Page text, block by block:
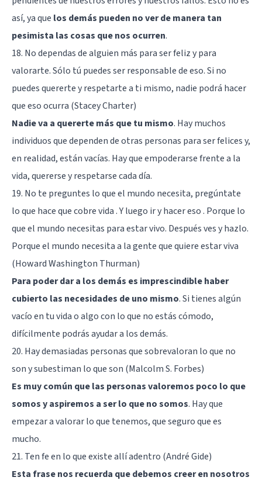
así, ya que los demás pueden no ver de manera tan
pesimista las cosas que nos ocurren.
18. No dependas de alguien más para ser feliz y para
valorarte. Sólo tú puedes ser responsable de eso. Si no
puedes quererte y respetarte a ti mismo, nadie podrá hacer
que eso ocurra (Stacey Charter)
Nadie va a quererte más que tu mismo. Hay muchos
individuos que dependen de otras personas para ser felices y,
en realidad, están vacías. Hay que empoderarse frente a la
vida, quererse y respetarse cada día.
19. No te preguntes lo que el mundo necesita, pregúntate
lo que hace que cobre vida . Y luego ir y hacer eso . Porque lo
que el mundo necesitas para estar vivo. Después ves y hazlo.
Porque el mundo necesita a la gente que quiere estar viva
(Howard Washington Thurman)
Para poder dar a los demás es imprescindible haber
cubierto las necesidades de uno mismo. Si tienes algún
vacío en tu vida o algo con lo que no estás cómodo,
difícilmente podrás ayudar a los demás.
20. Hay demasiadas personas que sobrevaloran lo que no
son y subestiman lo que son (Malcolm S. Forbes)
Es muy común que las personas valoremos poco lo que
somos y aspiremos a ser lo que no somos. Hay que
empezar a valorar lo que tenemos, que seguro que es
mucho.
21. Ten fe en lo que existe allí adentro (André Gide)
Esta frase nos recuerda que debemos creer en nosotros